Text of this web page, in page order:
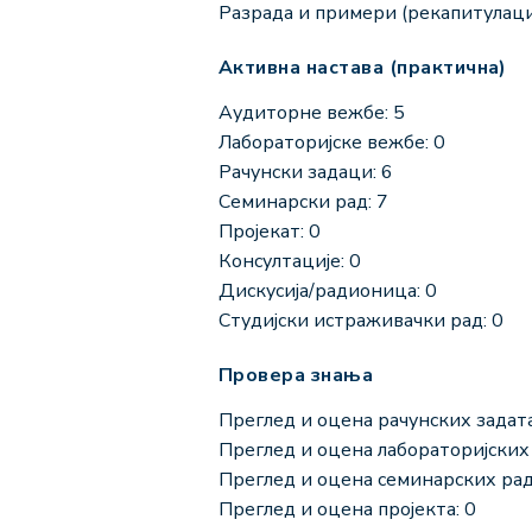
Разрада и примери
Активна настава (практична)
Аудиторне вежбе: 5
Лабораторијске вежбе: 0
Рачунски задаци: 6
Семинарски рад: 7
Пројекат: 0
Консултације: 0
Дискусија/радионица: 0
Студијски истраживачки рад: 0
Провера знања
Преглед и оцена рачунских
Преглед и оцена
Преглед и оцена семинарских
Преглед и оцена пројекта: 0